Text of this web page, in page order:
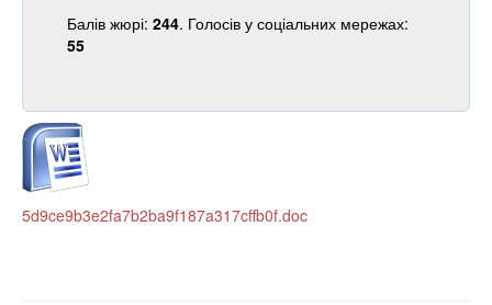
Балів жюрі: 244. Голосів у соціальних мережах:
55
5d9ce9b3e2fa7b2ba9f187a317cffb0f.doc